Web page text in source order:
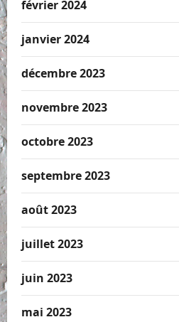
février 2024
janvier 2024
décembre 2023
novembre 2023
octobre 2023
septembre 2023
août 2023
juillet 2023
juin 2023
mai 2023